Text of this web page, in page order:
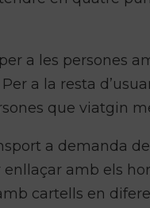
a les persones
a la resta
que viatgin
a demanda
amb els
cartells en